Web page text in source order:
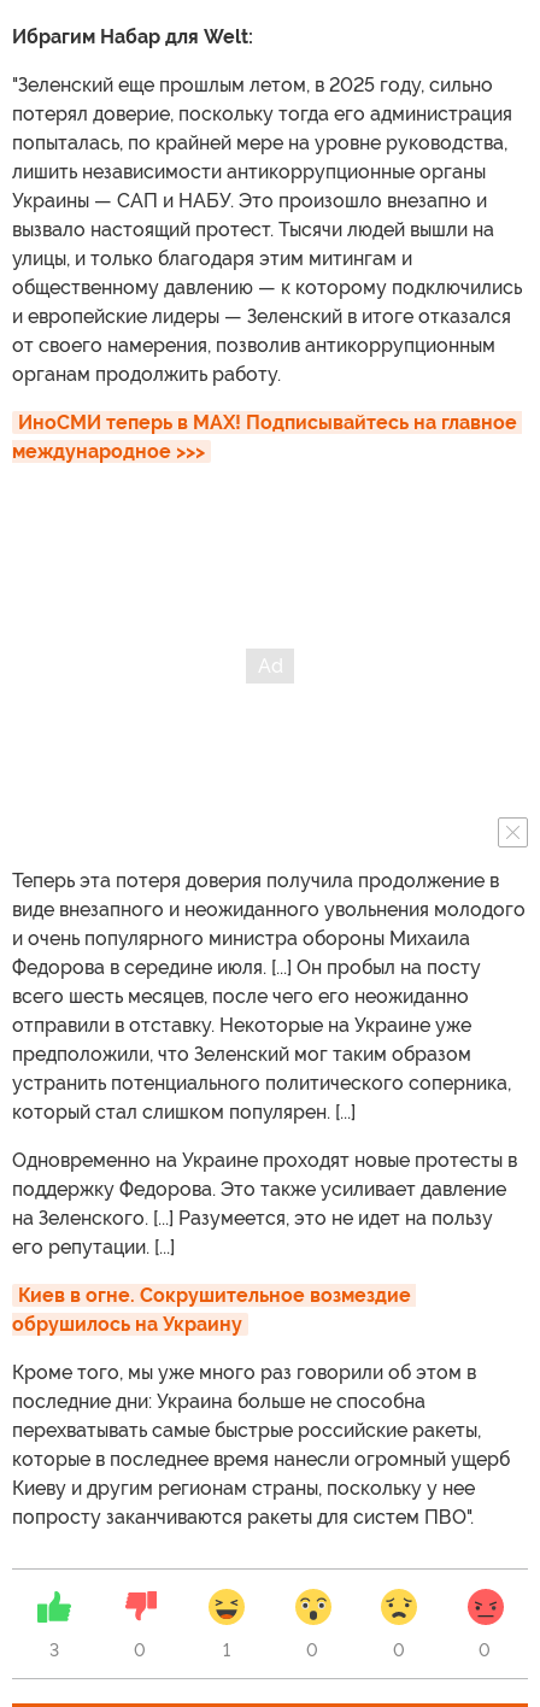
Ибрагим Набар для Welt:
"Зеленский еще прошлым летом, в 2025 году, сильно
потерял доверие, поскольку тогда его администрация
попыталась, по крайней мере на уровне руководства,
лишить независимости антикоррупционные органы
Украины — САП и НАБУ. Это произошло внезапно и
вызвало настоящий протест. Тысячи людей вышли на
улицы, и только благодаря этим митингам и
общественному давлению — к которому подключились
и европейские лидеры — Зеленский в итоге отказался
от своего намерения, позволив антикоррупционным
органам продолжить работу.
ИноСМИ теперь в MAX! Подписывайтесь на главное
международное >>>
Теперь эта потеря доверия получила продолжение в
виде внезапного и неожиданного увольнения молодого
и очень популярного министра обороны Михаила
Федорова в середине июля. [...] Он пробыл на посту
всего шесть месяцев, после чего его неожиданно
отправили в отставку. Некоторые на Украине уже
предположили, что Зеленский мог таким образом
устранить потенциального политического соперника,
который стал слишком популярен. [...]
Одновременно на Украине проходят новые протесты в
поддержку Федорова. Это также усиливает давление
на Зеленского. [...] Разумеется, это не идет на пользу
его репутации. [...]
Киев в огне. Сокрушительное возмездие
обрушилось на Украину
Кроме того, мы уже много раз говорили об этом в
последние дни: Украина больше не способна
перехватывать самые быстрые российские ракеты,
которые в последнее время нанесли огромный ущерб
Киеву и другим регионам страны, поскольку у нее
попросту заканчиваются ракеты для систем ПВО".
3 0 1 0 0 0